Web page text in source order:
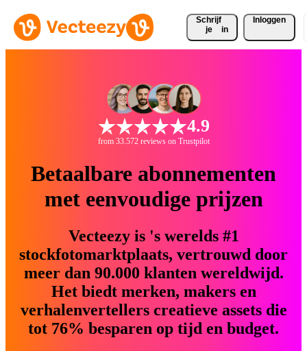
Schrijf
je
in
Inloggen
4.9
from 33.572 reviews on Trustpilot
Betaalbare abonnementen
met eenvoudige prijzen
Vecteezy is 's werelds #1
stockfotomarktplaats, vertrouwd door
meer dan 90.000 klanten wereldwijd.
Het biedt merken, makers en
verhalenvertellers creatieve assets die
tot 76% besparen op tijd en budget.